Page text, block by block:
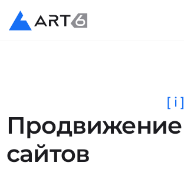
Продвижение
сайтов
[ i ]